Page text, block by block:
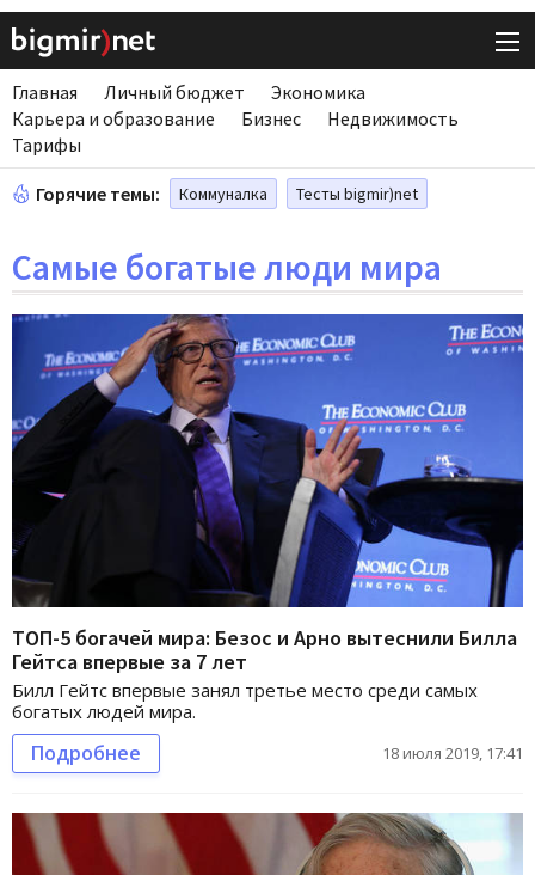
Главная Личный бюджет
Экономика
Карьера и образование
Бизнес
Недвижимость
Тарифы
Горячие темы: Коммуналка Тесты bigmir)net
Самые богатые люди мира
ТОП-5 богачей мира: Безос и Арно вытеснили Билла
Гейтса впервые за 7 лет
Билл Гейтс впервые занял третье место среди самых
богатых людей мира.
Подробнее 18 июля 2019, 17:41